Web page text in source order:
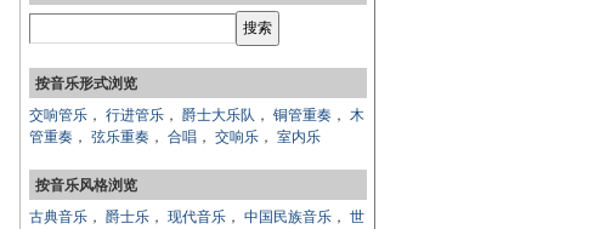
按音乐形式浏览
交响管乐 ， 行进管乐 ， 爵士大乐队 ， 铜管重奏 ， 木
管重奏 ， 弦乐重奏 ， 合唱 ， 交响乐 ， 室内乐
按音乐风格浏览
古典音乐 ， 爵士乐 ， 现代音乐 ， 中国民族音乐 ， 世